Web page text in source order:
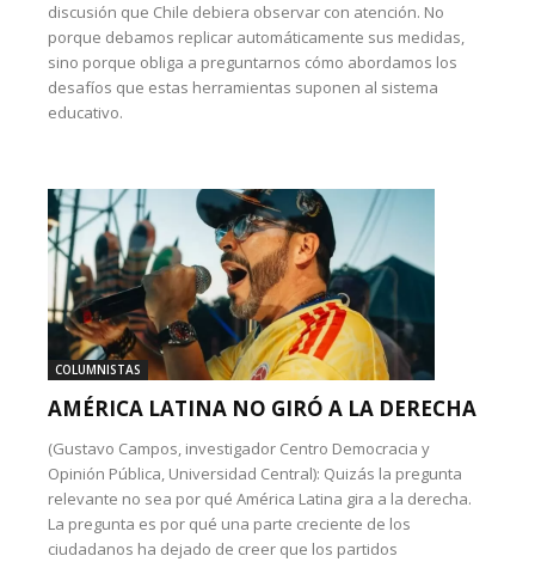
discusión que Chile debiera observar con atención. No
porque debamos replicar automáticamente sus medidas,
sino porque obliga a preguntarnos cómo abordamos los
desafíos que estas herramientas suponen al sistema
educativo.
COLUMNISTAS
AMÉRICA LATINA NO GIRÓ A LA DERECHA
(Gustavo Campos, investigador Centro Democracia y
Opinión Pública, Universidad Central): Quizás la pregunta
relevante no sea por qué América Latina gira a la derecha.
La pregunta es por qué una parte creciente de los
ciudadanos ha dejado de creer que los partidos